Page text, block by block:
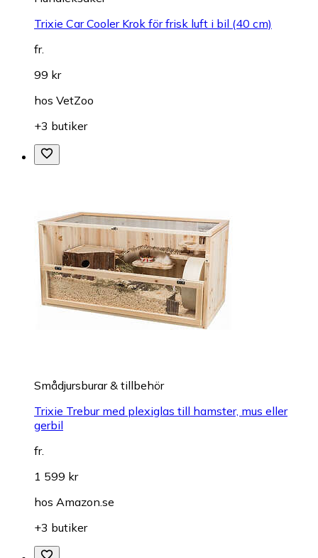
Trixie Car Cooler Krok för frisk luft i bil (40 cm)
fr.
99 kr
hos VetZoo
+3 butiker
Smådjursburar & tillbehör
Trixie Trebur med plexiglas till hamster, mus eller
gerbil
fr.
1 599 kr
hos Amazon.se
+3 butiker